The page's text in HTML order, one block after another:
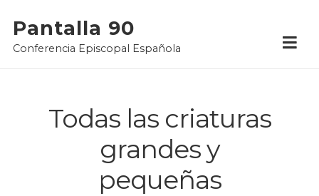
content
Pantalla 90
Conferencia Episcopal Española
Todas las criaturas
grandes y
pequeñas